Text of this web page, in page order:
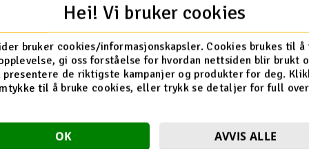
Flere så også på
Hei! Vi bruker cookies
bruker cookies/informasjonskapsler. Cookies brukes til å
gi oss forståelse for hvordan nettsiden blir brukt
presentere de riktigste kampanjer og produkter for deg.
til å bruke cookies, eller trykk se detaljer for full
OK AVVIS ALLE